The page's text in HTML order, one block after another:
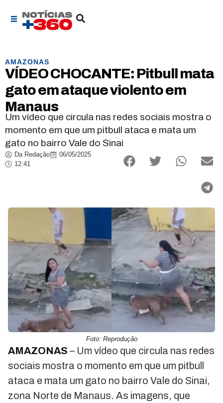
AMAZONAS
VÍDEO CHOCANTE: Pitbull mata
gato em ataque violento em
Manaus
Um vídeo que circula nas redes sociais mostra o
momento em que um pitbull ataca e mata um
gato no bairro Vale do Sinai
Da Redação
06/05/2025
12:41
Foto: Reprodução
AMAZONAS – Um vídeo que circula nas redes
sociais mostra o momento em que um pitbull
ataca e mata um gato no bairro Vale do Sinai,
zona Norte de Manaus. As imagens, que